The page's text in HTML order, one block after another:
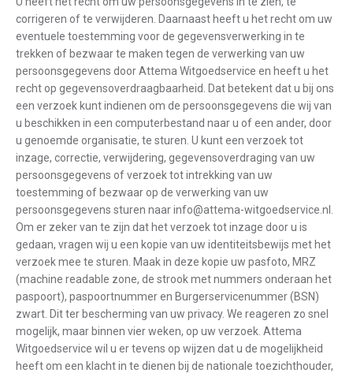
corrigeren of te verwijderen. Daarnaast heeft u het recht om uw
eventuele toestemming voor de gegevensverwerking in te
trekken of bezwaar te maken tegen de verwerking van uw
persoonsgegevens door Attema Witgoedservice en heeft u het
recht op gegevensoverdraagbaarheid. Dat betekent dat u bij ons
een verzoek kunt indienen om de persoonsgegevens die wij van
u beschikken in een computerbestand naar u of een ander, door
u genoemde organisatie, te sturen. U kunt een verzoek tot
inzage, correctie, verwijdering, gegevensoverdraging van uw
persoonsgegevens of verzoek tot intrekking van uw
toestemming of bezwaar op de verwerking van uw
persoonsgegevens sturen naar info@attema-witgoedservice.nl.
Om er zeker van te zijn dat het verzoek tot inzage door u is
gedaan, vragen wij u een kopie van uw identiteitsbewijs met het
verzoek mee te sturen. Maak in deze kopie uw pasfoto, MRZ
(machine readable zone, de strook met nummers onderaan het
paspoort), paspoortnummer en Burgerservicenummer (BSN)
zwart. Dit ter bescherming van uw privacy. We reageren zo snel
mogelijk, maar binnen vier weken, op uw verzoek. Attema
Witgoedservice wil u er tevens op wijzen dat u de mogelijkheid
heeft om een klacht in te dienen bij de nationale toezichthouder,